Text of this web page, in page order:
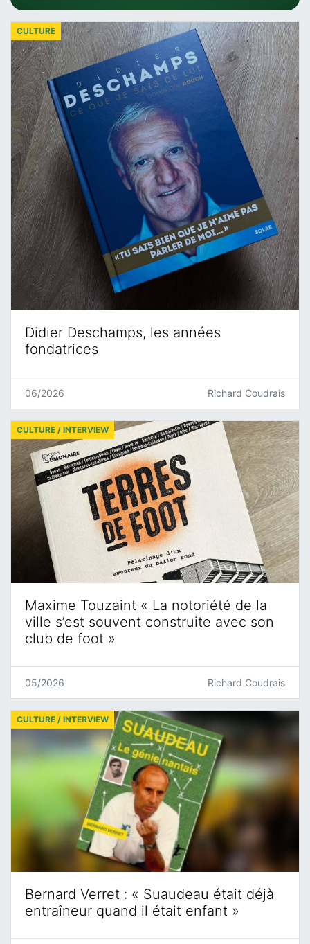
Didier Deschamps, les années
fondatrices
CULTURE
06/2026 Richard Coudrais
Maxime Touzaint « La notoriété de la
ville s’est souvent construite avec son
club de foot »
CULTURE / INTERVIEW
05/2026 Richard Coudrais
Bernard Verret : « Suaudeau était déjà
entraîneur quand il était enfant »
CULTURE / INTERVIEW